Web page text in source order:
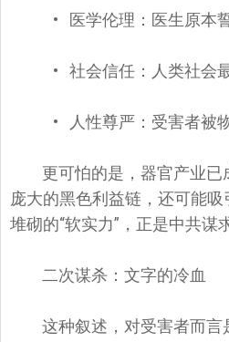
• 医学伦理：医生原本
• 社会信任：人类社会
• 人性尊严：受害者被
更可怕的是，器官产业
庞大的黑色利益链， 还可能吸
堆砌的“软实力”， 正是中共谋
二次谋杀：文字的冷血
这种叙述，对受害者而言